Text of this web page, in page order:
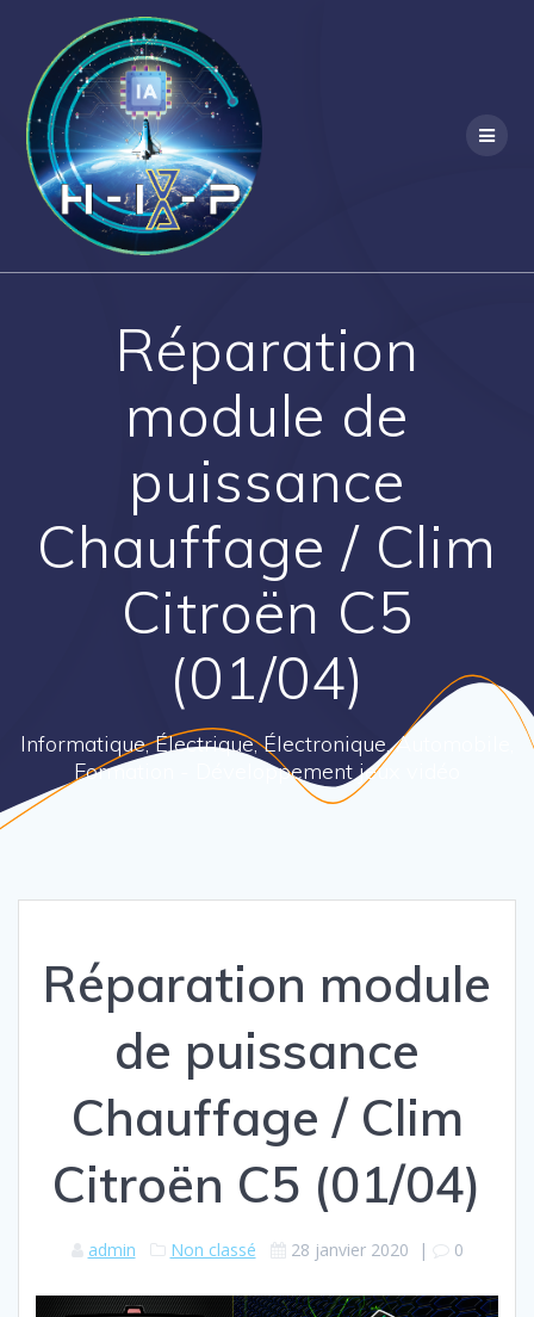
Réparation
module de
puissance
Chauffage / Clim
Citroën C5
(01/04)
Informatique, Électrique, Électronique, Automobile,
Formation - Développement jeux vidéo
Réparation module
de puissance
Chauffage / Clim
Citroën C5 (01/04)
admin Non classé 28 janvier 2020 | 0